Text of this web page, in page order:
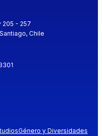
205 - 257
Chile
Género y Diversidades